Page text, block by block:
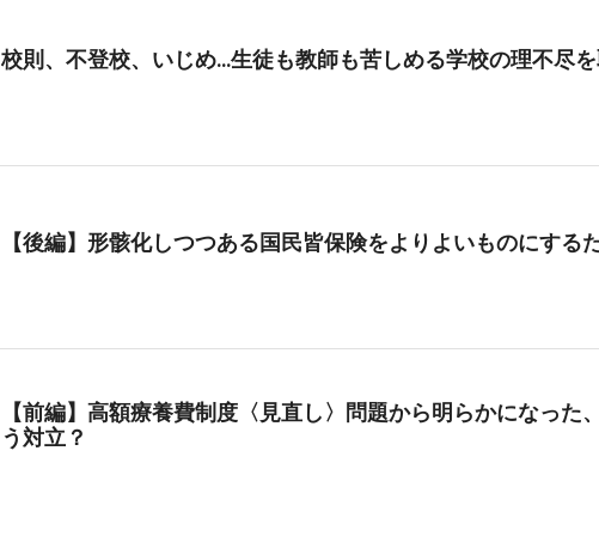
校則、不登校、いじめ…生徒も教師も苦しめる学校の理不尽
【後編】形骸化しつつある国民皆保険をよりよいものにする
【前編】高額療養費制度〈見直し〉問題から明らかになった
う対立？